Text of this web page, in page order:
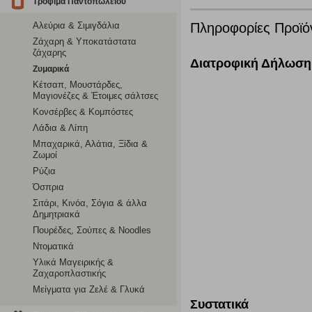
Αλεύρια & Σιμιγδάλια
Ζάχαρη & Υποκατάστατα
ζάχαρης
Ζυμαρικά
Κέτσαπ, Μουστάρδες,
Μαγιονέζες & Έτοιμες σάλτσες
Κονσέρβες & Κομπόστες
Λάδια & Λίπη
Μπαχαρικά, Αλάτια, Ξίδια &
Ζωμοί
Ρύζια
Όσπρια
Σιτάρι, Κινόα, Σόγια & άλλα
Δημητριακά
Πουρέδες, Σούπες & Noodles
Ντοματικά
Υλικά Μαγειρικής &
Ζαχαροπλαστικής
Μείγματα για Ζελέ & Γλυκά
Πληροφορίες
Διατροφική Δήλωση
Συστατικά
Λειτουργικά cookies
οποίων τις υπηρεσίες έχουμε επιλέξει. Αν δεν
Cookies στόχευσης
Η συγκεκριμένη κατηγορία cookies ρυθμίζεται από
για τη δημιουργία ενός προφίλ των ενδιαφερόντων σας
Cookies απόδοσης
Η συγκεκριμένη κατηγορία cookies μας δίνει τη
τα cookies είναι συγκεντρωτικές και, συνεπώς,
Απολύτως απαραίτητα cookies